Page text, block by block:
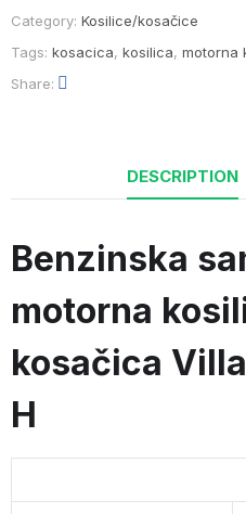
Category: Kosilice/kosačice
Tags: kosacica, kosilica, motorna
Share
DESCRIPTION
Benzinska
motorna
kosačica
H